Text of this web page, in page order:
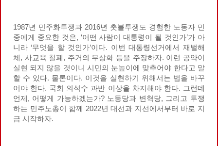
1987년 민주화투쟁과 2016년 촛불투쟁도 경험한 노동자 민
중에게 중요한 것은, ‘어떤 사람이 대통령이 될 것인가’가 아
니라 ‘무엇을 할 것인가’이다. 이번 대통령선거에서 재벌해
체, 사교육 철폐, 주거의 무상화 등을 주장하자. 이런 공약이
실현 되지 않을 것이니 시민의 눈높이에 맞추어야 한다고 말
할 수 있다. 물론이다. 이것을 실현하기 위해서는 법을 바꾸
어야 한다. 국회 의석수 과반 이상을 차지해야 한다. 그런데
언제, 어떻게 가능하겠는가? 노동당과 변혁당, 그리고 투쟁
하는 민주노총이 함께 2022년 대선과 지선에서부터 바로 지
금 시작하자.